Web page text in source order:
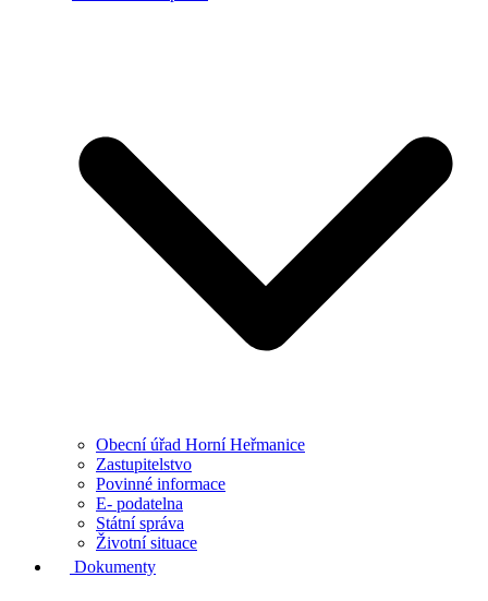
Obecní úřad Horní Heřmanice
Zastupitelstvo
Povinné informace
E- podatelna
Státní správa
Životní situace
Dokumenty